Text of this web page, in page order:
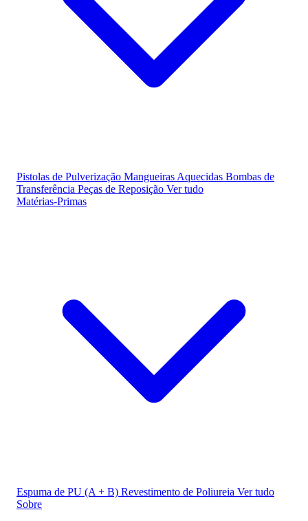
Pistolas de Pulverização Mangueiras Aquecidas Bombas de
Transferência Peças de Reposição Ver tudo
Matérias-Primas
Espuma de PU (A + B) Revestimento de Poliureia Ver tudo
Sobre